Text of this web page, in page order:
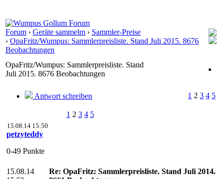
Forum › Geräte sammelm › Sammler-Preise
› OpaFritz/Wumpus: Sammlerpreisliste. Stand Juli 2015. 8676
Beobachtungen
OpaFritz/Wumpus: Sammlerpreisliste. Stand
Juli 2015. 8676 Beobachtungen
Antwort schreiben 1 2 3 4 5
1 2 3 4 5
15.08.14 15:50
petzyteddy
0-49 Punkte
15.08.14
Re: OpaFritz: Sammlerpreisliste. Stand Juli 2014.